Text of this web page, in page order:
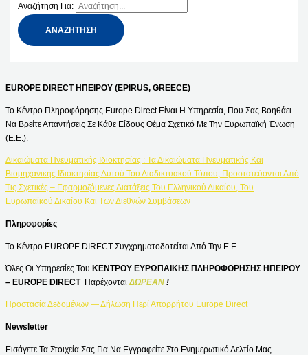
Αναζήτηση Για:
EUROPE DIRECT ΗΠΕΙΡΟΥ (EPIRUS, GREECE)
Το Κέντρο Πληροφόρησης Europe Direct Είναι Η Υπηρεσία, Που Σας Βοηθάει
Να Βρείτε Απαντήσεις Σε Κάθε Είδους Θέμα Σχετικό Με Την Ευρωπαϊκή Ένωση
(Ε.Ε.).
Δικαιώματα Πνευματικής Ιδιοκτησίας : Τα Δικαιώματα Πνευματικής Και
Βιομηχανικής Ιδιοκτησίας Αυτού Του Διαδικτυακού Τόπου, Προστατεύονται Από
Τις Σχετικές – Εφαρμοζόμενες Διατάξεις Του Ελληνικού Δικαίου, Του
Ευρωπαϊκού Δικαίου Και Των Διεθνών Συμβάσεων
Πληροφορίες
Το Κέντρο EUROPE DIRECT Συγχρηματοδοτείται Από Την Ε.Ε.
Όλες Οι Υπηρεσίες Του ΚΕΝΤΡΟΥ ΕΥΡΩΠΑΪΚΗΣ ΠΛΗΡΟΦΟΡΗΣΗΣ ΗΠΕΙΡΟΥ
– EUROPE DIRECT Παρέχονται ΔΩΡΕΑΝ !
Προστασία Δεδομένων — Δήλωση Περί Απορρήτου Europe Direct
Newsletter
Εισάγετε Τα Στοιχεία Σας Για Να Εγγραφείτε Στο Ενημερωτικό Δελτίο Μας